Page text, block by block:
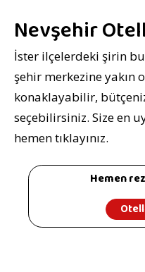
Nevşehir
İster ilçelerdeki şirin
şehir merkezine yakın
konaklayabilir,
seçebilirsiniz. Size en
hemen tıklayınız.
Hemen